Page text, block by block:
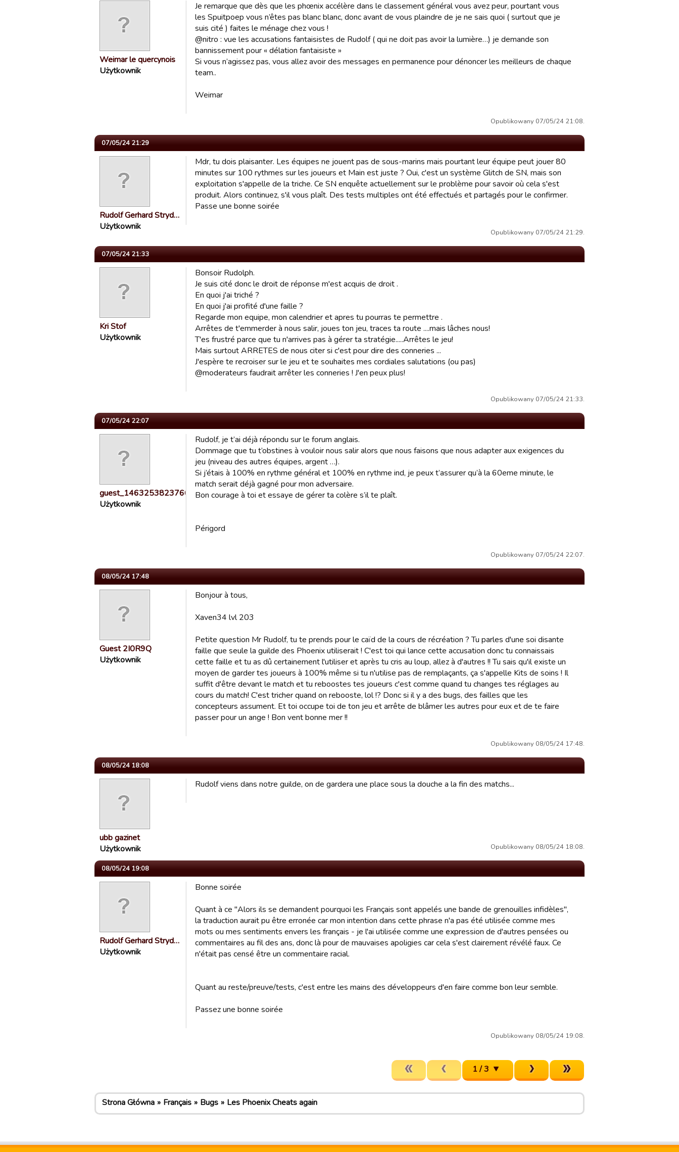
Weimar le quercynois
Użytkownik
Je remarque que dès que les phœnix accélère dans le classement général vous avez peur, pourtant vous
les Spuitpoep vous n’êtes pas blanc blanc, donc avant de vous plaindre de je ne sais quoi ( surtout que je
suis cité ) faites le ménage chez vous !
@nitro : vue les accusations fantaisistes de Rudolf ( qui ne doit pas avoir la lumière…) je demande son
bannissement pour « délation fantaisiste »
Si vous n’agissez pas, vous allez avoir des messages en permanence pour dénoncer les meilleurs de chaque
team..
Weimar
Opublikowany 07/05/24 21:08.
07/05/24 21:29
Rudolf Gerhard Stryd…
Użytkownik
Mdr, tu dois plaisanter. Les équipes ne jouent pas de sous-marins mais pourtant leur équipe peut jouer 80
minutes sur 100 rythmes sur les joueurs et Main est juste ? Oui, c'est un système Glitch de SN, mais son
exploitation s'appelle de la triche. Ce SN enquête actuellement sur le problème pour savoir où cela s'est
produit. Alors continuez, s'il vous plaît. Des tests multiples ont été effectués et partagés pour le confirmer.
Passe une bonne soirée
Opublikowany 07/05/24 21:29.
07/05/24 21:33
Kri Stof
Użytkownik
Bonsoir Rudolph.
Je suis cité donc le droit de réponse m'est acquis de droit .
En quoi j'ai triché ?
En quoi j'ai profité d'une faille ?
Regarde mon equipe, mon calendrier et apres tu pourras te permettre .
Arrêtes de t'emmerder à nous salir, joues ton jeu, traces ta route ....mais lâches nous!
T'es frustré parce que tu n'arrives pas à gérer ta stratégie.....Arrêtes le jeu!
Mais surtout ARRETES de nous citer si c'est pour dire des conneries ...
J'espère te recroiser sur le jeu et te souhaites mes cordiales salutations (ou pas)
@moderateurs faudrait arrêter les conneries ! J'en peux plus!
Opublikowany 07/05/24 21:33.
07/05/24 22:07
guest_1463253823766
Użytkownik
Rudolf, je t’ai déjà répondu sur le forum anglais.
Dommage que tu t’obstines à vouloir nous salir alors que nous faisons que nous adapter aux exigences du
jeu (niveau des autres équipes, argent …).
Si j’étais à 100% en rythme général et 100% en rythme ind, je peux t’assurer qu’à la 60eme minute, le
match serait déjà gagné pour mon adversaire.
Bon courage à toi et essaye de gérer ta colère s’il te plaît.
Périgord
Opublikowany 07/05/24 22:07.
08/05/24 17:48
Guest 2I0R9Q
Użytkownik
Bonjour à tous,
Xaven34 lvl 203
Petite question Mr Rudolf, tu te prends pour le caïd de la cours de récréation ? Tu parles d'une soi disante
faille que seule la guilde des Phoenix utiliserait ! C'est toi qui lance cette accusation donc tu connaissais
cette faille et tu as dû certainement l'utiliser et après tu cris au loup, allez à d'autres !! Tu sais qu'il existe un
moyen de garder tes joueurs à 100% même si tu n'utilise pas de remplaçants, ça s'appelle Kits de soins ! Il
suffit d'être devant le match et tu reboostes tes joueurs c'est comme quand tu changes tes réglages au
cours du match! C'est tricher quand on rebooste, lol !? Donc si il y a des bugs, des failles que les
concepteurs assument. Et toi occupe toi de ton jeu et arrête de blâmer les autres pour eux et de te faire
passer pour un ange ! Bon vent bonne mer !!
Opublikowany 08/05/24 17:48.
08/05/24 18:08
ubb gazinet
Użytkownik
Rudolf viens dans notre guilde, on de gardera une place sous la douche a la fin des matchs...
Opublikowany 08/05/24 18:08.
08/05/24 19:08
Rudolf Gerhard Stryd…
Użytkownik
Bonne soirée
Quant à ce "Alors ils se demandent pourquoi les Français sont appelés une bande de grenouilles infidèles",
la traduction aurait pu être erronée car mon intention dans cette phrase n'a pas été utilisée comme mes
mots ou mes sentiments envers les français - je l'ai utilisée comme une expression de d'autres pensées ou
commentaires au fil des ans, donc là pour de mauvaises apoligies car cela s'est clairement révélé faux. Ce
n'était pas censé être un commentaire racial.
Quant au reste/preuve/tests, c'est entre les mains des développeurs d'en faire comme bon leur semble.
Passez une bonne soirée
Opublikowany 08/05/24 19:08.
1 / 3
Strona Główna Français Bugs Les Phoenix Cheats again